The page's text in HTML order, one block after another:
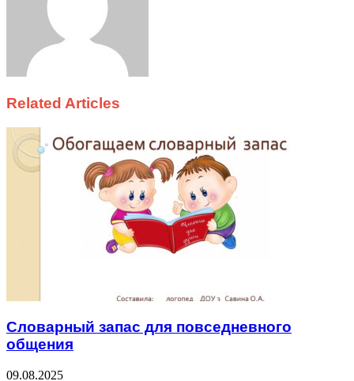
Related Articles
Словарный запас для повседневного
общения
09.08.2025